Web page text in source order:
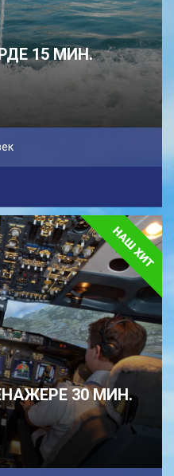
15 МИН.
30 МИН.